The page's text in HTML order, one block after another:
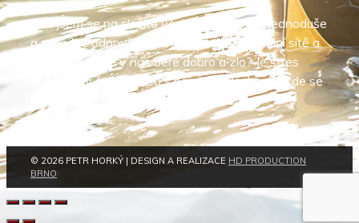
Ptal jsem se na složité věci a Cyril Höschl jednoduše
a parádně odpovídal. Co s námi dělají sociální sítě a
mobily? Kde se v nás bere dobro a zlo? Je stres
doopravdy špatný? Co s námi dělá láska a a kde se
bere? Co se děje se současným světem?
© 2026 PETR HORKÝ | DESIGN A REALIZACE HD PRODUCTION
BRNO